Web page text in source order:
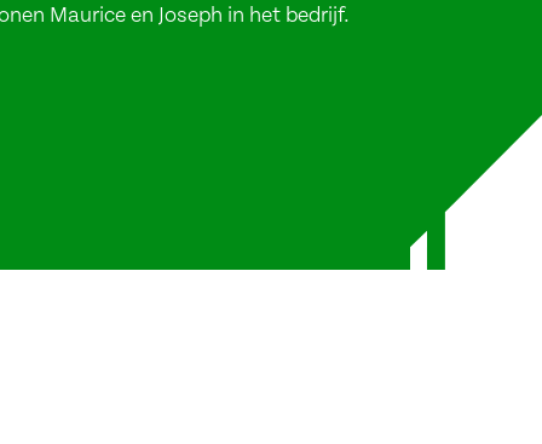
Maurice en Joseph in het bedrijf.